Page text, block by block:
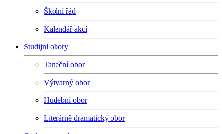
Školní řád
Kalendář akcí
Studijní obory
Taneční obor
Výtvarný obor
Hudební obor
Literárně dramatický obor